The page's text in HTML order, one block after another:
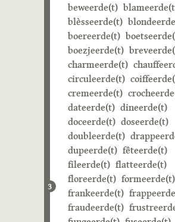
3
beweerde(t)
blèsseerde(t)
boereerde(t)
boezjeerde(t)
charmeerde(t)
circuleerde(t)
cremeerde(t)
dateerde(t) dineerde(t)
doceerde(t) doseerde(t)
doubleerde(t)
dupeerde(t) fêteerde(t)
fileerde(t) flatteerde(t)
floreerde(t) formeerde(t)
frankeerde(t)
fraudeerde(t)